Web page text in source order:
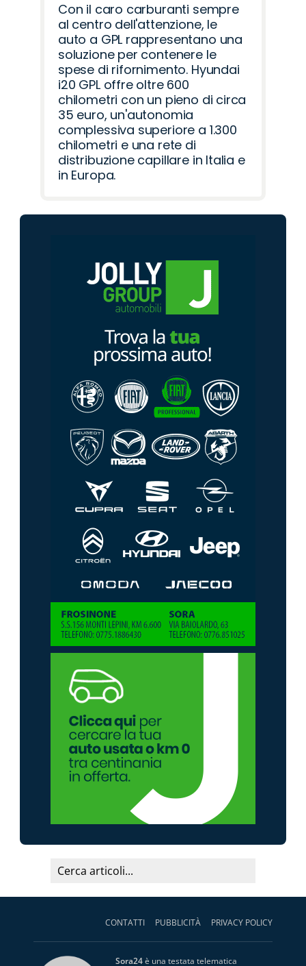
Con il caro carburanti sempre
al centro dell'attenzione, le
auto a GPL rappresentano una
soluzione per contenere le
spese di rifornimento. Hyundai
i20 GPL offre oltre 600
chilometri con un pieno di circa
35 euro, un'autonomia
complessiva superiore a 1.300
chilometri e una rete di
distribuzione capillare in Italia e
in Europa.
CONTATTI PUBBLICITÀ PRIVACY POLICY
Sora24è una testata telematica